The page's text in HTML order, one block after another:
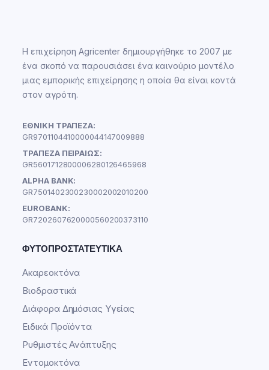
Η επιχείρηση Agricenter δημιουργήθηκε το 2007 με
ένα σκοπό να παρουσιάσει ένα καινούριο μοντέλο
μιας εμπορικής επιχείρησης η οποία θα είναι κοντά
στον αγρότη.
ΕΘΝΙΚΗ ΤΡΑΠΕΖΑ:
GR9701104410000044147009888
ΤΡΑΠΕΖΑ ΠΕΙΡΑΙΩΣ:
GR5601712800006280126465968
ALPHA BANK:
GR7501402300230002002010200
EUROBANK:
GR7202607620000560200373110
ΦΥΤΟΠΡΟΣΤΑΤΕΥΤΙΚΆ
Ακαρεοκτόνα
Βιοδραστικά
Διάφορα Δημόσιας Υγείας
Ειδικά Προϊόντα
Ρυθμιστές Ανάπτυξης
Εντομοκτόνα